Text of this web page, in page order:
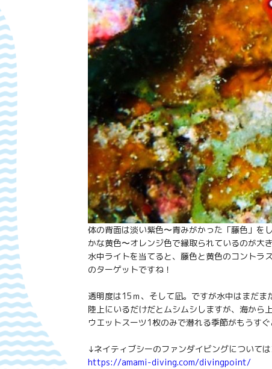
体の背面は淡い紫色〜青みがかった「藤色」を
かな黄色〜オレンジ色で縁取られているのが大き
水中ライトを当てると、藤色と黄色のコントラ
のターゲットですね！
透明度は15ｍ、そして凪。ですが水中はまだ
陸上にいるだけだとムシムシしますが、海から
ウエットスーツ1枚のみで潜れる季節がもうす
↓ネイティブシーのファンダイビングについて
https://amami-diving.com/divingpoint/